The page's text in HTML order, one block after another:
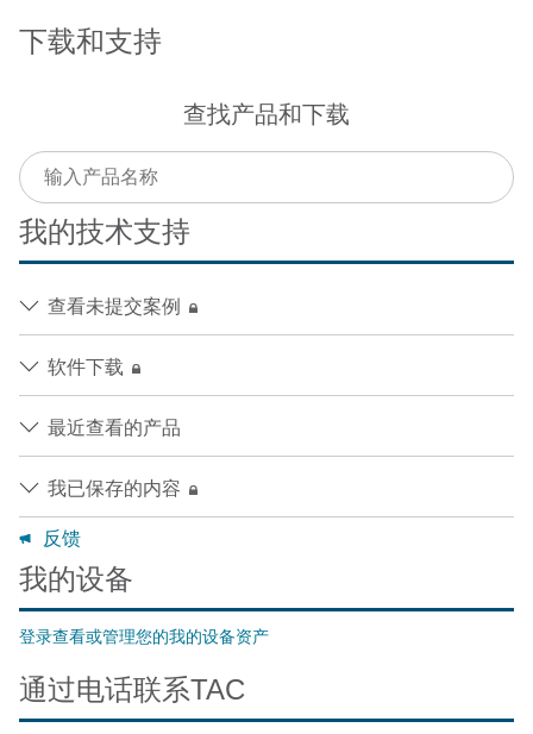
下载和支持
查找产品和下载
我的技术支持
查看未提交案例
软件下载
最近查看的产品
我已保存的内容
反馈
我的设备
登录查看或管理您的我的设备资产
通过电话联系TAC